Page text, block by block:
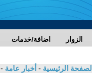
اضافة/خدمات الزوار
الصفحة الرئيسية - أخبار عامة -